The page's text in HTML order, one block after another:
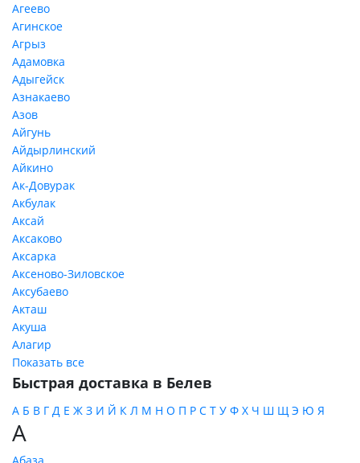
Агеево
Агинское
Агрыз
Адамовка
Адыгейск
Азнакаево
Азов
Айгунь
Айдырлинский
Айкино
Ак-Довурак
Акбулак
Аксай
Аксаково
Аксарка
Аксеново-Зиловское
Аксубаево
Акташ
Акуша
Алагир
Показать все
Быстрая доставка в Белев
А Б В Г Д Е Ж З И Й К Л М Н О П Р С Т У Ф Х Ч Ш Щ Э Ю Я
А